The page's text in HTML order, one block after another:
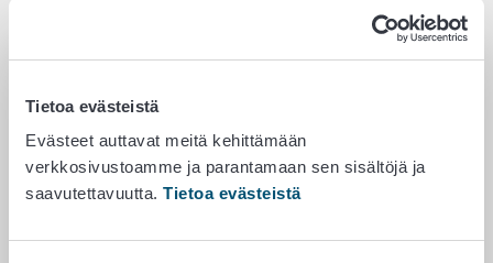
Tietoa evästeistä
Evästeet auttavat meitä kehittämään
verkkosivustoamme ja parantamaan sen sisältöjä ja
saavutettavuutta. Tietoa evästeistä
yritystoiminnan käynnistämiseen, kehittämiseen ja
investointeihin. Tukia voivat saada maaseudulla
toimivat yritykset ja maatilat, jotka harjoittavat
myös muuta yritystoimintaa kuin maatalouden